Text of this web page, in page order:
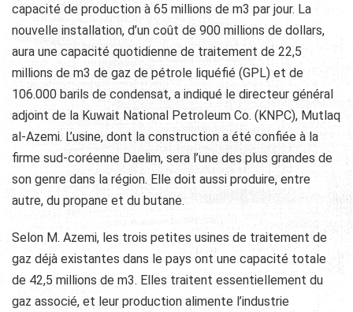
capacité de production à 65 millions de m3 par jour. La
nouvelle installation, d’un coût de 900 millions de dollars,
aura une capacité quotidienne de traitement de 22,5
millions de m3 de gaz de pétrole liquéfié (GPL) et de
106.000 barils de condensat, a indiqué le directeur général
adjoint de la Kuwait National Petroleum Co. (KNPC), Mutlaq
al-Azemi. L’usine, dont la construction a été confiée à la
firme sud-coréenne Daelim, sera l’une des plus grandes de
son genre dans la région. Elle doit aussi produire, entre
autre, du propane et du butane.
Selon M. Azemi, les trois petites usines de traitement de
gaz déjà existantes dans le pays ont une capacité totale
de 42,5 millions de m3. Elles traitent essentiellement du
gaz associé, et leur production alimente l’industrie